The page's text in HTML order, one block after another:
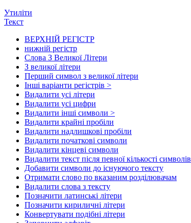
Утиліти
Текст
ВЕРХНІЙ РЕГІСТР
нижній регістр
Слова З Великої Літери
З великої літери
Перший символ з великої літери
Інші варіанти регістрів >
Видалити усі літери
Видалити усі цифри
Видалити інші символи >
Видалити крайні пробіли
Видалити надлишкові пробіли
Видалити початкові символи
Видалити кінцеві символи
Видалити текст після певної кількості символів
Добавити символи до існуючого тексту
Отримати слово по вказаним розділювачам
Видалити слова з тексту
Позначити латинські літери
Позначити кириличні літери
Конвертувати подібні літери